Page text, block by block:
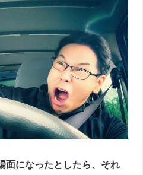
面になったとしたら、それ